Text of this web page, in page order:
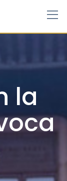
la